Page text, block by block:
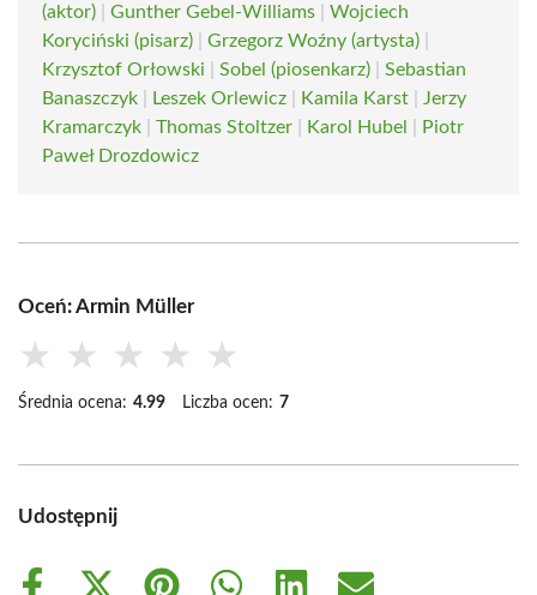
(aktor)
Gunther Gebel-Williams
Wojciech
Koryciński (pisarz)
Grzegorz Woźny (artysta)
Krzysztof Orłowski
Sobel (piosenkarz)
Sebastian
Banaszczyk
Leszek Orlewicz Kamila Karst
Jerzy
Kramarczyk
Thomas Stoltzer Karol Hubel
Piotr
Paweł Drozdowicz
Oceń: Armin Müller
★ ★ ★ ★ ★
Średnia ocena: 4.99 Liczba ocen: 7
Udostępnij